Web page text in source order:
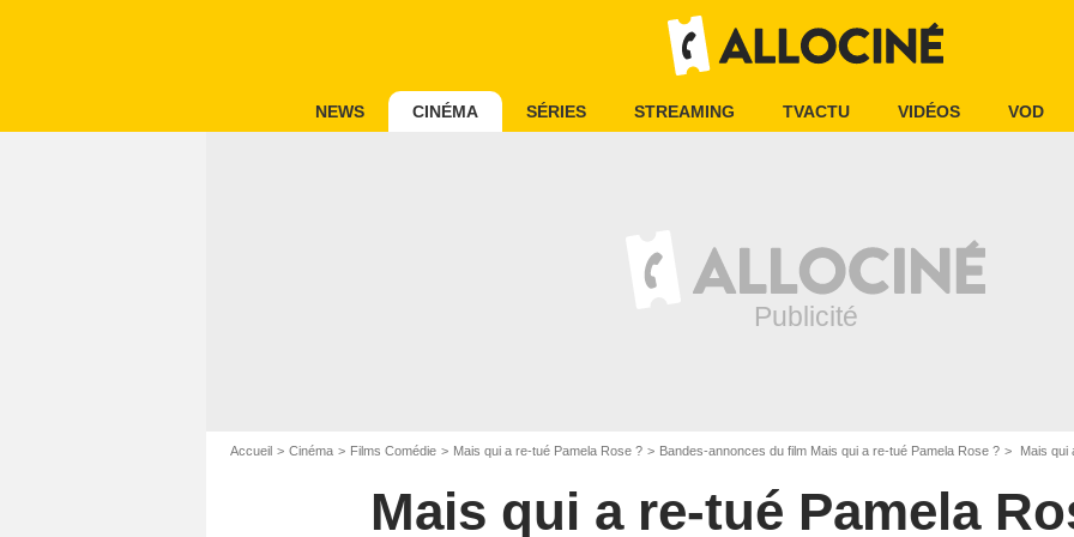
NEWS CINÉMA SÉRIES STREAMING TVACTU VIDÉOS VOD
Accueil Cinéma Films Comédie Mais qui a re-tué Pamela Rose ? Bandes-annonces du film Mais qui a re-tué Pamela Rose ? Mais qui
Mais qui a re-tué Pamela